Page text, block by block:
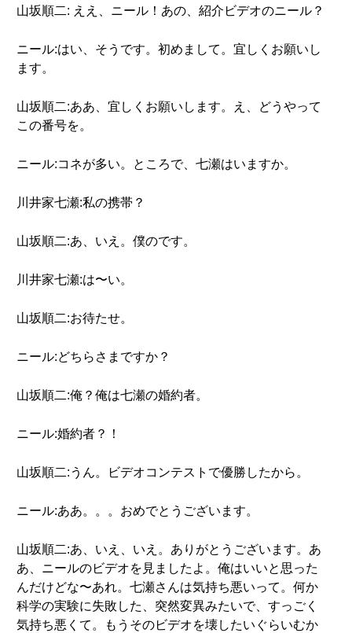
山坂順二: ええ、ニール！あの、紹介ビデオのニール？
ニール:はい、そうです。初めまして。宜しくお願いし
ます。
山坂順二:ああ、宜しくお願いします。え、どうやって
この番号を。
ニール:コネが多い。ところで、七瀬はいますか。
川井家七瀬:私の携帯？
山坂順二:あ、いえ。僕のです。
川井家七瀬:は〜い。
山坂順二:お待たせ。
ニール:どちらさまですか？
山坂順二:俺？俺は七瀬の婚約者。
ニール:婚約者？！
山坂順二:うん。ビデオコンテストで優勝したから。
ニール:ああ。。。おめでとうございます。
山坂順二:あ、いえ、いえ。ありがとうございます。あ
あ、ニールのビデオを見ましたよ。俺はいいと思った
んだけどな〜あれ。七瀬さんは気持ち悪いって。何か
科学の実験に失敗した、突然変異みたいで、すっごく
気持ち悪くて。もうそのビデオを壊したいぐらいむか